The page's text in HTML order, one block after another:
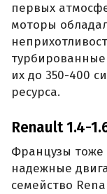
первых
моторы
их до 350-400
ресурса.
Renault 1.4-
Французы тоже
надежные
семейство